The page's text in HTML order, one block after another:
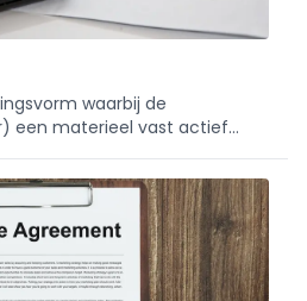
waarbij de
een materieel vast actief